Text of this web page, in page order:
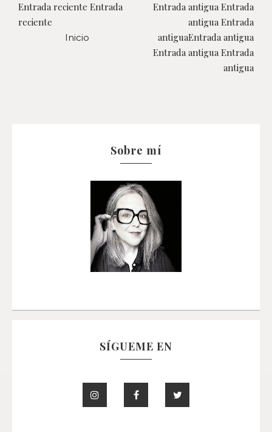
Entrada reciente Entrada
reciente
Entrada antigua Entrada
antigua Entrada
antiguaEntrada antigua
Entrada antigua Entrada
antigua
Inicio
Sobre mí
SÍGUEME EN